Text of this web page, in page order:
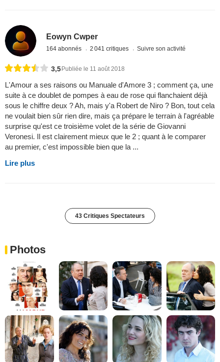
Eowyn Cwper
164 abonnés 2 041 critiques Suivre son activité
3,5 Publiée le 11 août 2018
L'Amour a ses raisons ou Manuale d'Amore 3 ; comment ça, une
suite à ce doublet de pompes à eau de rose qui flanchaient déjà
sous le chiffre deux ? Ah, mais y'a Robert de Niro ? Bon, tout cela
ne voulait bien sûr rien dire, mais ça prépare le terrain à l'agréable
surprise qu'est ce troisième volet de la série de Giovanni
Veronesi. Il est clairement mieux que le 2 ; quant à le comparer
au premier, c'est impossible bien que la ...
Lire plus
43 Critiques Spectateurs
Photos